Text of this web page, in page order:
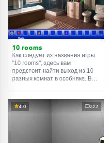
10 rooms
Как следует из названия игры
"10 rooms", здесь вам
предстоит найти выход из 10
разных комнат в особняке. В
их, чтобы выйти. Выход из
одной комнаты является
4.0 222